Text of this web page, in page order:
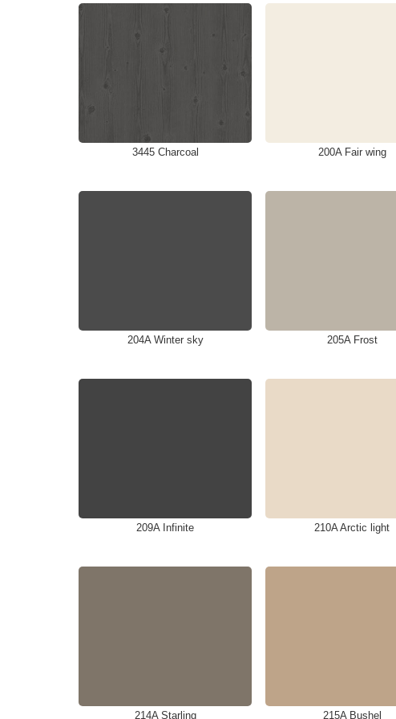
3445 Charcoal 200A Fair wing
204A Winter sky 205A Frost
209A Infinite 210A Arctic light
214A Starling 215A Bushel